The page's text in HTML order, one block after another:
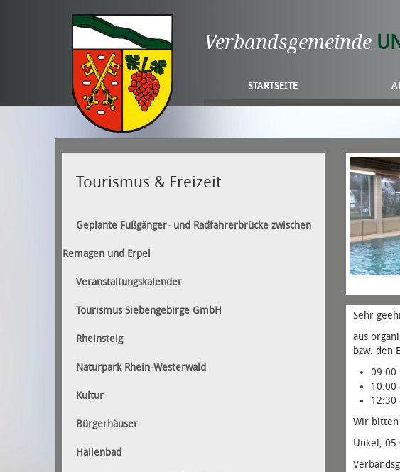
Verbandsgemeinde
STARTSEITE
Sehr
aus
bzw. den
09:00
10:00
12:30
Wir bitten
Unkel,
Tourismus & Freizeit
Geplante Fußgänger- und Radfahrerbrücke zwischen
Remagen und Erpel
Veranstaltungskalender
Tourismus Siebengebirge GmbH
Rheinsteig
Naturpark Rhein-Westerwald
Kultur
Bürgerhäuser
Hallenbad